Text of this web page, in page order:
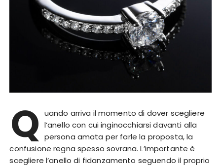
Q uando arriva il momento di dover scegliere
l’anello con cui inginocchiarsi davanti alla
persona amata per farle la proposta, la
confusione regna spesso sovrana. L’importante è
scegliere l’anello di fidanzamento seguendo il proprio